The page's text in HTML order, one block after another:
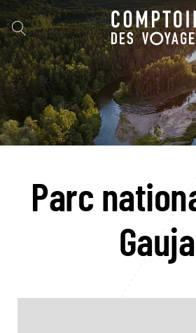
Parc
Gauja